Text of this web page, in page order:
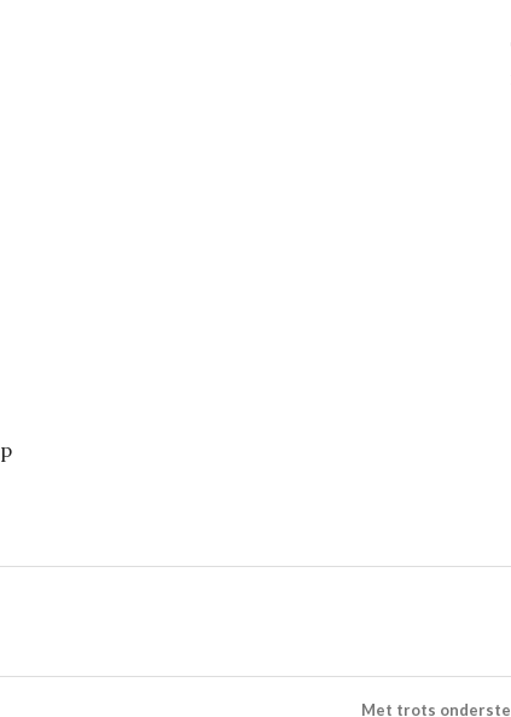
live vanuit de Efteling
Met trots